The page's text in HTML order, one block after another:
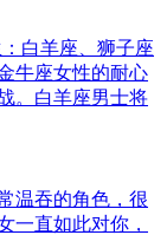
白羊座、狮子座
牛座女性的耐心
。白羊座男士将
温吞的角色，很
一直如此对你，